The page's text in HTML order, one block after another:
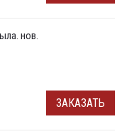
нов.
ЗАКАЗАТЬ